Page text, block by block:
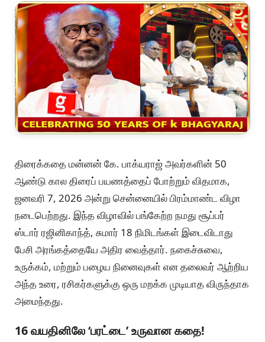
திரைக்கதை மன்னன் கே. பாக்யராஜ் அவர்களின் 50
ஆண்டு கால திரைப் பயணத்தைப் போற்றும் விதமாக,
ஜனவரி 7, 2026 அன்று சென்னையில் பிரம்மாண்ட விழா
நடைபெற்றது. இந்த விழாவில் பங்கேற்ற நமது சூப்பர்
ஸ்டார் ரஜினிகாந்த், சுமார் 18 நிமிடங்கள் இடைவிடாது
பேசி அரங்கத்தையே அதிர வைத்தார். நகைச்சுவை,
உருக்கம், மற்றும் பழைய நினைவுகள் என தலைவர் ஆற்றிய
அந்த உரை, ரசிகர்களுக்கு ஒரு மறக்க முடியாத விருந்தாக
அமைந்தது.
16 வயதினிலே ‘பரட்டை’ உருவான கதை!